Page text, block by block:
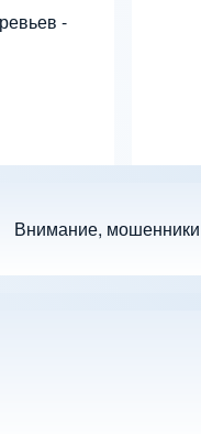
-
Внимание, мошенники